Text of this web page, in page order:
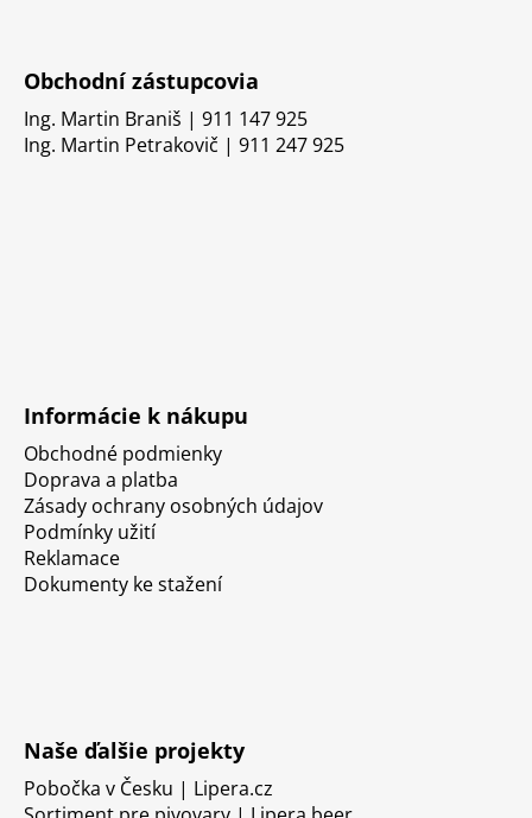
Obchodní zástupcovia
Ing. Martin Braniš | 911 147 925
Ing. Martin Petrakovič | 911 247 925
Informácie k nákupu
Obchodné podmienky
Doprava a platba
Zásady ochrany osobných údajov
Podmínky užití
Reklamace
Dokumenty ke stažení
Naše ďalšie projekty
Pobočka v Česku | Lipera.cz